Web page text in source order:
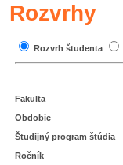
Rozvrhy
Rozvrh študenta
Fakulta
Obdobie
Študijný program štúdia
Ročník